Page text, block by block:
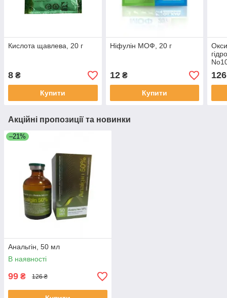
Кислота щавлева, 20 г
8 ₴
Купити
Ніфулін МОФ, 20 г
12₴
Купити
126
Акційні пропозиції та новинки
–21%
Анальгін, 50 мл
В наявності
99 ₴ 126 ₴